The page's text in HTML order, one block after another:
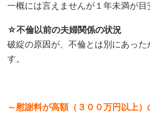
一概には言えませんが１年未満が目
☆不倫以前の夫婦関係の状況
破綻の原因が、不倫とは別にあっ
す。
～慰謝料が高額（３００万円以上）